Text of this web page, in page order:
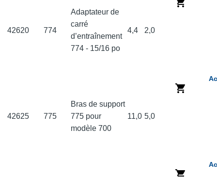
42620 774
Adaptateur de
carré
d’entraînement
774 - 15/16 po
4,4 2,0
42625 775
Bras de support
775 pour
modèle 700
11,0 5,0